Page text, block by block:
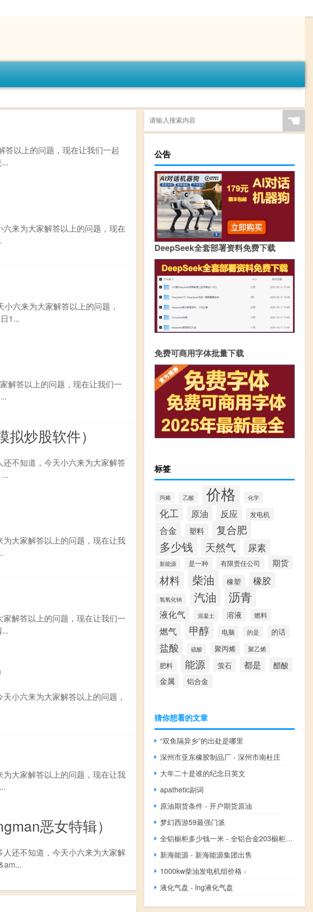
答以上的问题，现在让我们一起
来为大家解答以上的问题，现在
六来为大家解答以上的问题，
1...
解答以上的问题，现在让我们一
炒股软件）
不知道，今天小六来为大家解答
大家解答以上的问题，现在让我
解答以上的问题，现在让我们一
小六来为大家解答以上的问题，
大家解答以上的问题，现在让我
恶女特辑）
还不知道，今天小六来为大家解
☚
公告
DeepSeek全套部署资料免费下载
免费可商用字体批量下载
标签
丙烯 乙酸 价格 化学
化工 原油 反应 发电机
合金 塑料 复合肥
多少钱 天然气 尿素
新能源 是一种 有限责任公司 期货
材料 柴油 橡塑 橡胶
氢氧化钠 汽油 沥青
液化气 混凝土 溶液 燃料
燃气 甲醇 电脑 的是 的话
盐酸 硫酸 聚丙烯 聚乙烯
肥料 能源 萤石 都是 醋酸
金属 铝合金
猜你想看的文章
“双鱼隔异乡”的出处是哪里
深州市亚东橡胶制品厂 - 深州市南杜庄
大年二十是谁的纪念日英文
apathetic副词
原油期货条件 - 开户期货原油
梦幻西游59最强门派
全铝橱柜多少钱一米 - 全铝合金203橱柜多少钱一米
新海能源 - 新海能源集团出售
1000kw柴油发电机组价格 -
液化气盘 - lng液化气盘